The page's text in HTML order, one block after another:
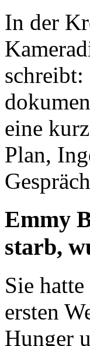
In der
eine
Plan,
Emmy
starb,
Sie
ersten
Hunger